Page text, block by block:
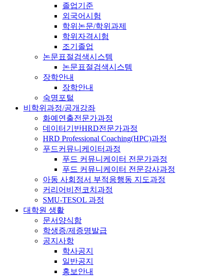
졸업기준
외국어시험
학위논문/학위과제
학위자격시험
조기졸업
논문표절검색시스템
논문표절검색시스템
장학안내
장학안내
숙명포털
비학위과정/공개강좌
화예연출전문가과정
데이터기반HRD전문가과정
HRD Professional Coaching(HPC)과정
푸드커뮤니케이터과정
푸드 커뮤니케이터 전문가과정
푸드 커뮤니케이터 전문강사과정
아동 사회정서 부적응행동 지도과정
커리어비전코치과정
SMU-TESOL 과정
대학원 생활
문서양식함
학생증/제증명발급
공지사항
학사공지
일반공지
홍보안내